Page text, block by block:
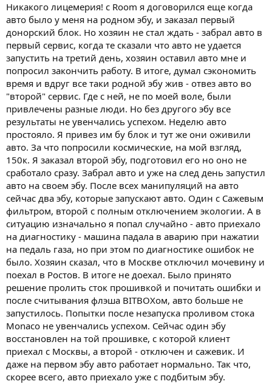
Никакого лицемерия! с Room я договорился еще когда
авто было у меня на родном эбу, и заказал первый
донорский блок. Но хозяин не стал ждать - забрал авто в
первый сервис, когда те сказали что авто не удается
запустить на третий день, хозяин оставил авто мне и
попросил закончить работу. В итоге, думал сэкономить
время и вдруг все таки родной эбу жив - отвез авто во
"второй" сервис. Где с ней, не по моей воле, были
привлечены разные люди. Но без другого эбу все
результаты не увенчались успехом. Неделю авто
простояло. Я привез им бу блок и тут же они оживили
авто. За что попросили космические, на мой взгляд,
150к. Я заказал второй эбу, подготовил его но оно не
сработало сразу. Забрал авто и уже на след день запустил
авто на своем эбу. После всех манипуляций на авто
сейчас два эбу, которые запускают авто. Один с Сажевым
фильтром, второй с полным отключением экологии. А в
ситуацию изначально я попал случайно - авто приехало
на диагностику - машина падала в аварию при нажатии
на педаль газа, но при этом по диагностике ошибок не
было. Хозяин сказал, что в Москве отключил мочевину и
поехал в Ростов. В итоге не доехал. Было принято
решение пролить сток прошивкой и почитать ошибки и
после считывания флэша BITBOXом, авто больше не
запустилось. Попытки после незапуска проливом стока
Monaco не увенчались успехом. Сейчас один эбу
восстановлен на той прошивке, с которой клиент
приехал с Москвы, а второй - отключен и сажевик. И
даже на первом эбу авто работает нормально. Так что,
скорее всего, авто приехало уже с подбитым эбу.